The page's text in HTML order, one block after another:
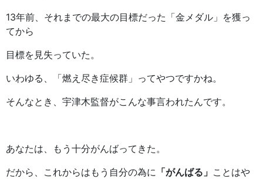
13年前、それまでの最大の目標だった「金メダル」を獲っ
てから
目標を見失っていた。
いわゆる、「燃え尽き症候群」ってやつですかね。
そんなとき、宇津木監督がこんな事言われたんです。
あなたは、もう十分がんばってきた。
だから、これからはもう自分の為に 「がんばる」 ことはや